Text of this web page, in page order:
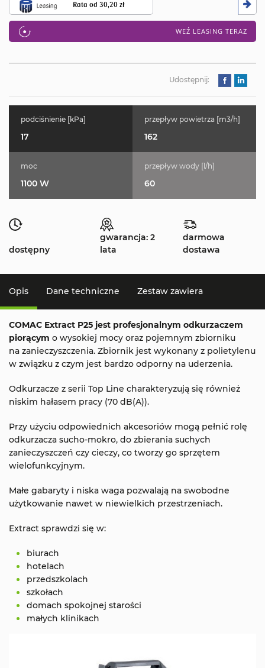
Rata od30,20 zł
WEŹ LEASING TERAZ
Udostępnij:
podciśnienie [kPa]
17
przepływ powietrza [m3/h]
162
moc
1100 W
przepływ wody [l/h]
60
dostępny
gwarancja: 2
lata
darmowa
dostawa
Opis Dane techniczne Zestaw zawiera
COMAC Extract P25 jest profesjonalnym odkurzaczem
piorącym o wysokiej mocy oraz pojemnym zbiorniku
na zanieczyszczenia. Zbiornik jest wykonany z polietylenu
w związku z czym jest bardzo odporny na uderzenia.
Odkurzacze z serii Top Line charakteryzują się również
niskim hałasem pracy (70 dB(A)).
Przy użyciu odpowiednich akcesoriów mogą pełnić rolę
odkurzacza sucho-mokro, do zbierania suchych
zanieczyszczeń czy cieczy, co tworzy go sprzętem
wielofunkcyjnym.
Małe gabaryty i niska waga pozwalają na swobodne
użytkowanie nawet w niewielkich przestrzeniach.
Extract sprawdzi się w:
biurach
hotelach
przedszkolach
szkołach
domach spokojnej starości
małych klinikach